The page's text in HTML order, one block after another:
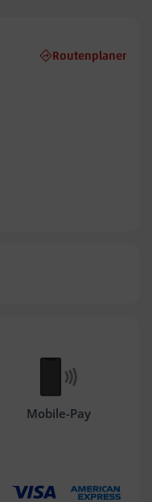
Routenplaner
Mobile-Pay